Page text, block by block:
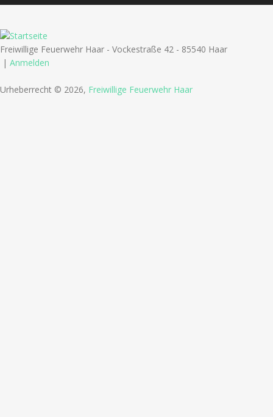
Freiwillige Feuerwehr Haar - Vockestraße 42 - 85540 Haar
| Anmelden
Urheberrecht © 2026, Freiwillige Feuerwehr Haar